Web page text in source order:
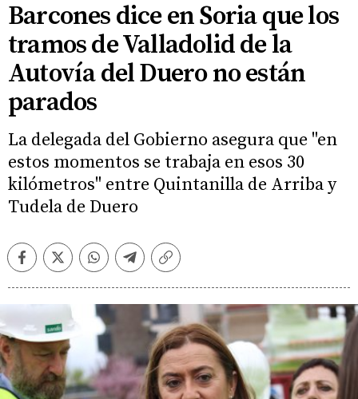
Barcones dice en Soria que los
tramos de Valladolid de la
Autovía del Duero no están
parados
La delegada del Gobierno asegura que "en
estos momentos se trabaja en esos 30
kilómetros" entre Quintanilla de Arriba y
Tudela de Duero
FacebookTwitterWhatsappTelegramCopiar